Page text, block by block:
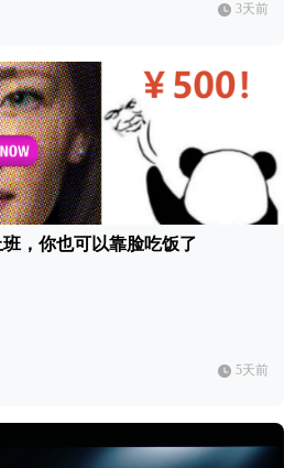
3天前
，你也可以靠脸吃饭了
5天前